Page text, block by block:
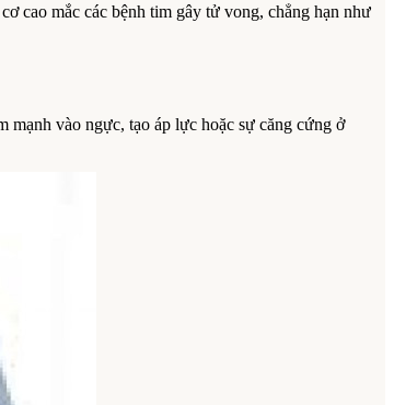
cao mắc các bệnh tim gây tử vong, chẳng hạn như
mạnh vào ngực, tạo áp lực hoặc sự căng cứng ở